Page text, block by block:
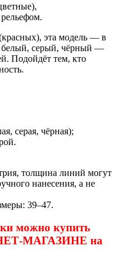
эта модель — в
белый, серый, чёрный —
Подойдёт тем, кто
серая, чёрная);
толщина линий могут
нанесения, а не
39–47.
можно купить
МАГАЗИНЕ на